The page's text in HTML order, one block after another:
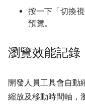
按一下「切換視
預覽。
瀏覽效能記錄
開發人員工具會自動
縮放及移動時間軸，